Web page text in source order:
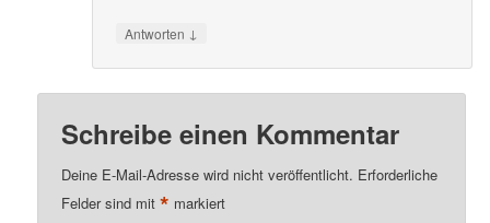
Antworten ↓
Schreibe einen Kommentar
Deine E-Mail-Adresse wird nicht veröffentlicht. Erforderliche
Felder sind mit* markiert